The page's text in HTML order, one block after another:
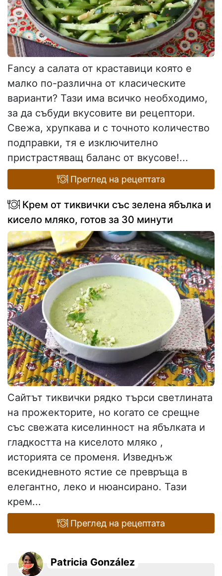
Fancy a салата от краставици която е
малко по-различна от класическите
варианти? Тази има всичко необходимо,
за да събуди вкусовите ви рецептори.
Свежа, хрупкава и с точното количество
подправки, тя е изключително
пристрастяващ баланс от вкусове!...
Преглед на рецептата
Крем от тиквички със зелена ябълка и
кисело мляко, готов за 30 минути
Сайтът тиквички рядко търси светлината
на прожекторите, но когато се срещне
със свежата киселинност на ябълката и
гладкостта на киселото мляко ,
историята се променя. Изведнъж
всекидневното ястие се превръща в
елегантно, леко и нюансирано. Тази
крем...
Преглед на рецептата
Patricia González